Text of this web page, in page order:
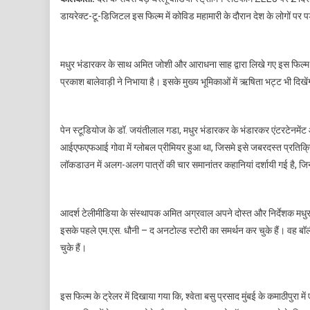
डायरेक्ट-टू-डिजिटल इस फिल्म में कोविड महामारी के दौरान देश के लोगों
मधुर भंडारकर के साथ अमित जोशी और आराधना साह द्वारा लिखे गए इस
प्रकाश बालेवाड़ी ने निभाया है। इसके मुख्य भूमिकाओं में ऋषिता भट्ट भी
पेन स्टूडियोज के डॉ. जयंतीलाल गडा, मधुर भंडारकर के भंडारकर एंटरटेनमेंट
आईएफएफआई गोवा में ग्लोबल प्रीमियर हुआ था, जिसमे इसे जबरदस्त
लॉकडाउन में अलग-अलग पात्रों की चार समानांतर कहानियां दर्शायी गई है,
आदर्श टेलीमीडिया के संस्थापक अमित अग्रवाल अपने दोस्त और निर्देशक
इसके पहले एम.एस. धौनी – द अनटोल्ड स्टोरी का समर्थन कर चुके हैं। वह
चुके हैं।
इस फिल्म के ट्रेलर में दिखाया गया कि, श्वेता बसु प्रसाद मुंबई के कमाठीपुरा में